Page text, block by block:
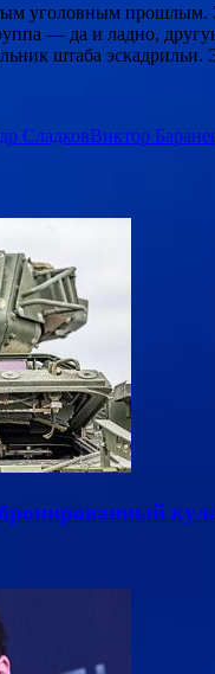
уголовным прошлым.
— да и ладно,
штаба эскадрильи.
СладковВиктор